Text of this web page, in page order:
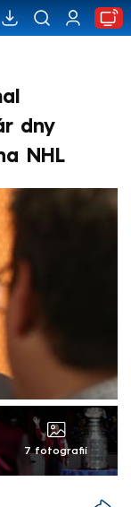
dny
NHL
7 fotografií